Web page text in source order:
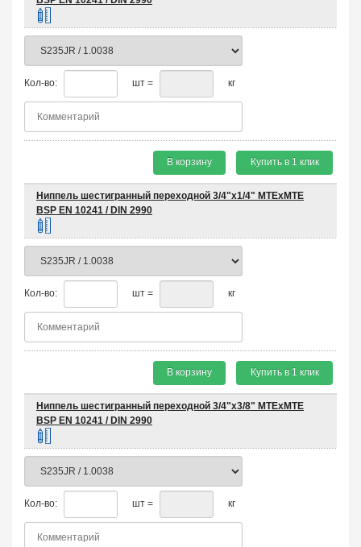
Кол-во: шт = кг
В корзину Купить в 1 клик
Ниппель шестигранный переходной 3/4"х1/4" MTEхMTE
BSP EN 10241 / DIN 2990
Кол-во: шт = кг
В корзину Купить в 1 клик
Ниппель шестигранный переходной 3/4"х3/8" MTEхMTE
BSP EN 10241 / DIN 2990
Кол-во: шт = кг